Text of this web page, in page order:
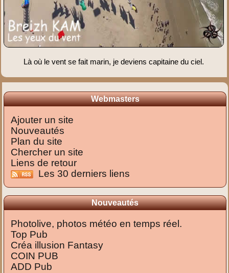
Là où le vent se fait marin, je deviens capitaine du ciel.
Webmasters
Ajouter un site
Nouveautés
Plan du site
Chercher un site
Liens de retour
Les 30 derniers liens
Nouveautés
Photolive, photos météo en temps réel.
Top Pub
Créa illusion Fantasy
COIN PUB
ADD Pub